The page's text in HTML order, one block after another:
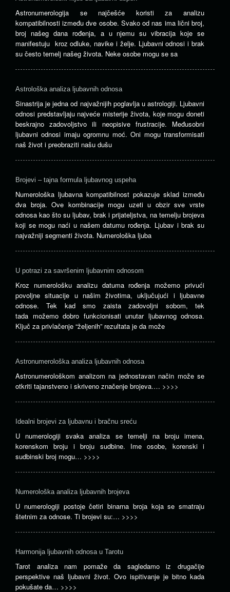
Astronumerologija se najčešće koristi za analizu
kompatibilnosti između dve osobe. Svako od nas ima lični broj,
broj našeg dana rođenja, a u njemu su vibracija koje se
manifestuju kroz odluke, navike i želje. Ljubavni odnosi i brak
su često temelj našeg života. Neke osobe mogu se sa
Astrološka analiza ljubavnih odnosa
Sinastrija je jedna od najvažnijih poglavlja u astrologiji. Ljubavni
odnosi predstavljaju najveće misterije života, koje mogu doneti
beskrajno zadovoljstvo ili neopisive frustracije. Međusobni
ljubavni odnosi imaju ogromnu moć. Oni mogu transformisati
naš život i preobraziti našu dušu
Brojevi – tajna formula ljubavnog uspeha
Numerološka ljubavna kompatibilnost pokazuje sklad između
dva broja. Ove kombinacije mogu uzeti u obzir sve vrste
odnosa kao što su ljubav, brak i prijateljstva, na temelju brojeva
koji se mogu naći u našem datumu rođenja. Ljubav i brak su
najvažniji segmenti života. Numerološka ljuba
U potrazi za savršenim ljubavnim odnosom
Kroz numerološku analizu datuma rođenja možemo privući
povoljne situacije u našim životima, uključujući i ljubavne
odnose. Tek kad smo zaista zadovoljni sobom, tek
tada možemo dobro funkcionisati unutar ljubavnog odnosa.
Ključ za privlačenje “željenih” rezultata je da može
Astronumerološka analiza ljubavnih odnosa
Astronumerološkom analizom na jednostavan način može se
otkriti tajanstveno i skriveno značenje brojeva.… >>>>
Idealni brojevi za ljubavnu i bračnu sreću
U numerologiji svaka analiza se temelji na broju imena,
korenskom broju i broju sudbine. Ime osobe, korenski i
sudbinski broj mogu… >>>>
Numerološka analiza ljubavnih brojeva
U numerologiji postoje četiri binarna broja koja se smatraju
štetnim za odnose. Ti brojevi su:… >>>>
Harmonija ljubavnih odnosa u Tarotu
Tarot analiza nam pomaže da sagledamo iz drugačije
perspektive naš ljubavni život. Ovo ispitivanje je bitno kada
pokušate da… >>>>